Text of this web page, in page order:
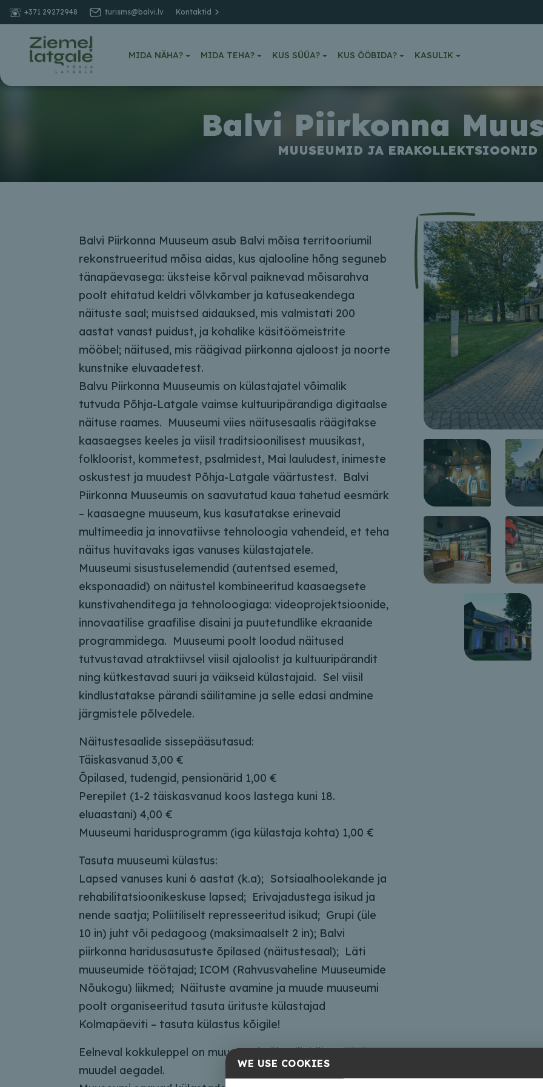
+371 29272948 turisms@balvi.lv Kontaktid
MIDA NÄHA? MIDA TEHA? KUS SÜÜA? KUS ÖÖBIDA?
KASULIK
Balvi Piirkonna
MUUSEUMID JA ERAKOLLEKTSIOONID
Balvi Piirkonna Muuseum asub Balvi mõisa territooriumil
rekonstrueeritud mõisa aidas, kus ajalooline hõng seguneb
tänapäevasega: üksteise kõrval paiknevad mõisarahva
poolt ehitatud keldri võlvkamber ja katuseakendega
näituste saal; muistsed aidauksed, mis valmistati 200
aastat vanast puidust, ja kohalike käsitöömeistrite
mööbel; näitused, mis räägivad piirkonna ajaloost ja noorte
kunstnike eluvaadetest.
Balvu Piirkonna Muuseumis on külastajatel võimalik
tutvuda Põhja-Latgale vaimse kultuuripärandiga digitaalse
näituse raames. Muuseumi viies näitusesaalis räägitakse
kaasaegses keeles ja viisil traditsioonilisest muusikast,
folkloorist, kommetest, psalmidest, Mai lauludest, inimeste
oskustest ja muudest Põhja-Latgale väärtustest. Balvi
Piirkonna Muuseumis on saavutatud kaua tahetud eesmärk
– kaasaegne muuseum, kus kasutatakse erinevaid
multimeedia ja innovatiivse tehnoloogia vahendeid, et teha
näitus huvitavaks igas vanuses külastajatele.
Muuseumi sisustuselemendid (autentsed esemed,
eksponaadid) on näitustel kombineeritud kaasaegsete
kunstivahenditega ja tehnoloogiaga: videoprojektsioonide,
innovaatilise graafilise disaini ja puutetundlike ekraanide
programmidega. Muuseumi poolt loodud näitused
tutvustavad atraktiivsel viisil ajaloolist ja kultuuripärandit
ning kütkestavad suuri ja väikseid külastajaid. Sel viisil
kindlustatakse pärandi säilitamine ja selle edasi andmine
järgmistele põlvedele.
Näitustesaalide sissepääsutasud:
Täiskasvanud 3,00 €
Õpilased, tudengid, pensionärid 1,00 €
Perepilet (1-2 täiskasvanud koos lastega kuni 18.
eluaastani) 4,00 €
Muuseumi haridusprogramm (iga külastaja kohta) 1,00 €
Tasuta muuseumi külastus:
Lapsed vanuses kuni 6 aastat (k.a); Sotsiaalhoolekande ja
rehabilitatsioonikeskuse lapsed; Erivajadustega isikud ja
nende saatja; Poliitiliselt represseeritud isikud; Grupi (üle
10 in) juht või pedagoog (maksimaalselt 2 in); Balvi
piirkonna haridusasutuste õpilased (näitustesaal); Läti
muuseumide töötajad; ICOM (Rahvusvaheline Muuseumide
Nõukogu) liikmed; Näituste avamine ja muude muuseumi
poolt organiseeritud tasuta ürituste külastajad
Kolmapäeviti – tasuta külastus kõigile!
Eelneval kokkuleppel on muuseumi võimalik külastada ka
muudel aegadel.
WE USE COOKIES